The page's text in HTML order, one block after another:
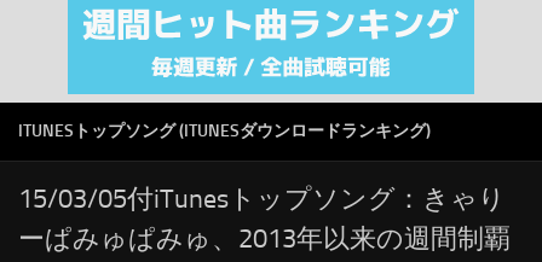
オリジナルiTunes週間トップソング
RSS
LINKS
ITUNESトップソング (ITUNESダウンロードランキング)
15/03/05付iTunesトップソング：きゃり
ーぱみゅぱみゅ、2013年以来の週間制覇